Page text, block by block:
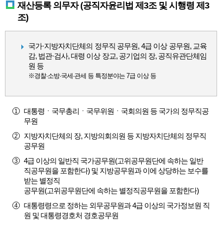
재산등록 의무자 (공직자윤리법 제3조 및 시행령 제3
조)
국가·지방자치단체의 정무직 공무원, 4급 이상 공무원, 교육
감, 법관·검사, 대령 이상 장교, 공기업의 장, 공직유관단체임
원 등
※경찰·소방·국세·관세 등 특정분야는 7급 이상 등
대통령ㆍ국무총리ㆍ국무위원ㆍ국회의원 등 국가의 정무직공
무원
지방자치단체의 장, 지방의회의원 등 지방자치단체의 정무직
공무원
4급 이상의 일반직 국가공무원(고위공무원단에 속하는 일반
직공무원을 포함한다) 및 지방공무원과 이에 상당하는 보수를
받는 별정직
공무원(고위공무원단에 속하는 별정직공무원을 포함한다)
대통령령으로 정하는 외무공무원과 4급 이상의 국가정보원 직
원 및 대통령경호처 경호공무원